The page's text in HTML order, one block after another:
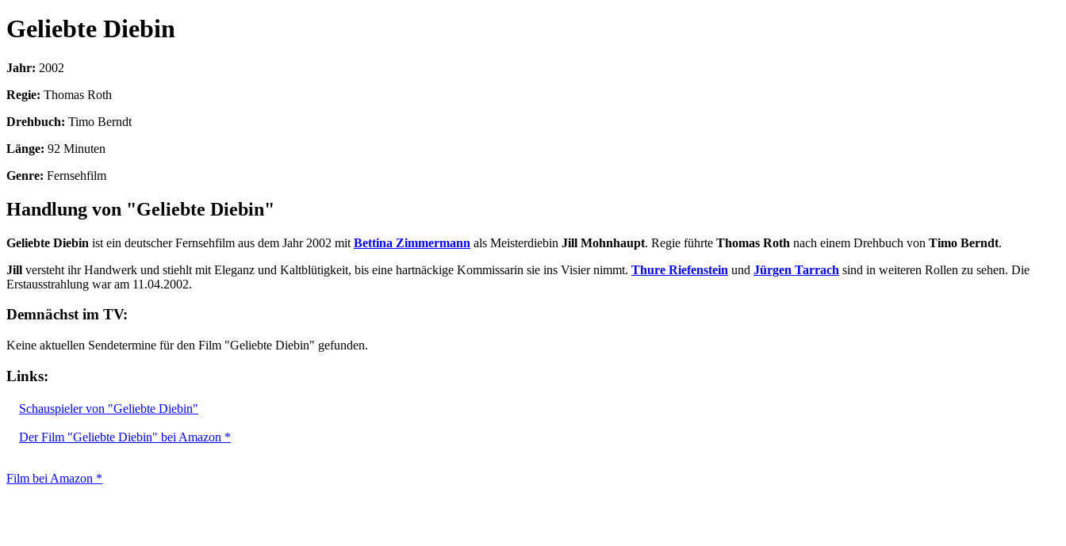
Geliebte Diebin
Jahr: 2002
Regie: Thomas Roth
Drehbuch: Timo Berndt
Länge: 92 Minuten
Genre: Fernsehfilm
Handlung von "Geliebte Diebin"
Geliebte Diebin ist ein deutscher Fernsehfilm aus dem Jahr 2002 mit Bettina Zimmermann als Meisterdiebin Jill Mohnhaupt. Regie führte Thomas Roth nach einem Drehbuch von Timo Berndt.
Jill versteht ihr Handwerk und stiehlt mit Eleganz und Kaltblütigkeit, bis eine hartnäckige Kommissarin sie ins Visier nimmt. Thure Riefenstein und Jürgen Tarrach sind in weiteren Rollen zu sehen. Die
Erstausstrahlung war am 11.04.2002.
Demnächst im TV:
Keine aktuellen Sendetermine für den Film "Geliebte Diebin" gefunden.
Links:
Schauspieler von "Geliebte Diebin"
Der Film "Geliebte Diebin" bei Amazon *
Film bei Amazon *